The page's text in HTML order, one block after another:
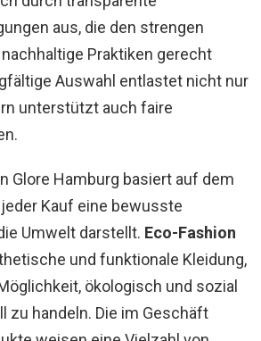
aus, die den strengen
Praktiken gerecht
Auswahl entlastet nicht nur
unterstützt auch faire
Glore Hamburg basiert auf dem
Kauf eine bewusste
Umwelt darstellt. Eco-Fashion
und funktionale Kleidung,
ökologisch und sozial
zu handeln. Die im Geschäft